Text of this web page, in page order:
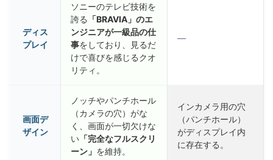
ディス
プレイ
ソニーのテレビ技術を
誇る 「BRAVIA」のエ
ンジニアが一級品の仕
事をしており、見るだ
けで喜びを感じるクオ
リティ。
—
画面デ
ザイン
ノッチやパンチホール
（カメラの穴）がな
く、画面が一切欠けな
い 「完全なフルスクリ
ーン」 を維持。
インカメラ用の穴
（パンチホール）
がディスプレイ内
に存在する。